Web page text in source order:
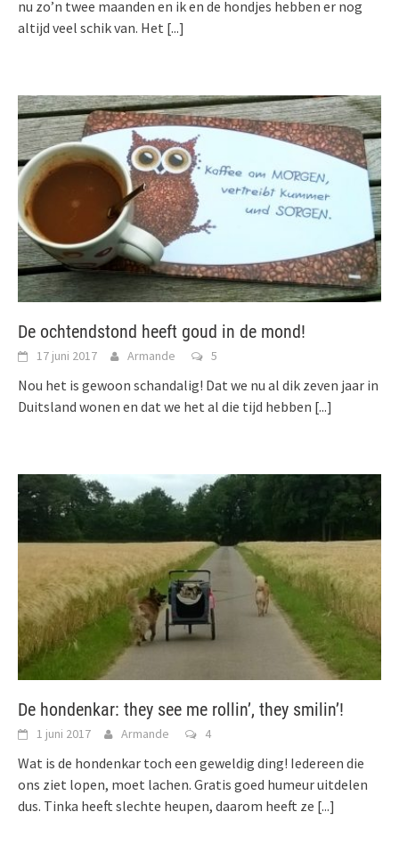
nu zo’n twee maanden en ik en de hondjes hebben er nog
altijd veel schik van. Het [...]
De ochtendstond heeft goud in de mond!
17 juni 2017 Armande 5
Nou het is gewoon schandalig! Dat we nu al dik zeven jaar in
Duitsland wonen en dat we het al die tijd hebben [...]
De hondenkar: they see me rollin’, they smilin’!
1 juni 2017 Armande 4
Wat is de hondenkar toch een geweldig ding! Iedereen die
ons ziet lopen, moet lachen. Gratis goed humeur uitdelen
dus. Tinka heeft slechte heupen, daarom heeft ze [...]